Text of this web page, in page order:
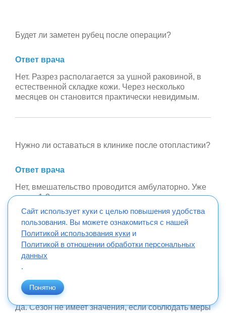
Будет ли заметен рубец после операции?
Ответ врача
Нет. Разрез располагается за ушной раковиной, в
естественной складке кожи. Через несколько
месяцев он становится практически невидимым.
Нужно ли оставаться в клинике после отопластики?
Ответ врача
Нет, вмешательство проводится амбулаторно. Уже
через 1-2 часа после операции можно покинуть
клинику, получив рекомендации по
послеоперационному уходу.
Ответ врача
Да. Сезон не имеет значения, если соблюдать меры
Сайт использует куки с целью повышения удобства
пользования. Вы можете ознакомиться с нашей
Политикой использования куки и
Политикой в отношении обработки персональных
данных
.
Понятно